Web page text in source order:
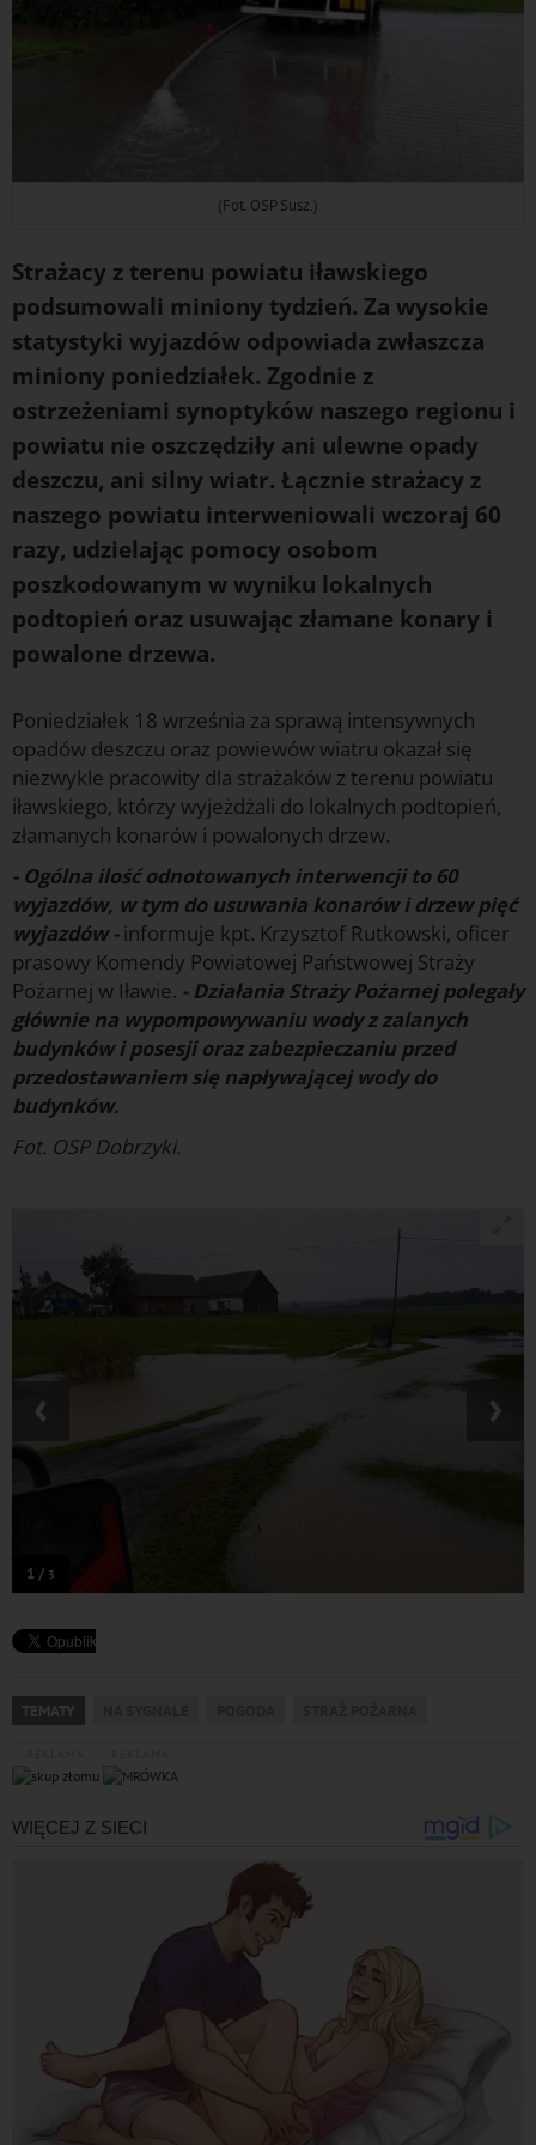
(Fot. OSP Susz.)
Strażacy z terenu powiatu iławskiego
podsumowali miniony tydzień. Za wysokie
statystyki wyjazdów odpowiada zwłaszcza
miniony poniedziałek. Zgodnie z
ostrzeżeniami synoptyków naszego regionu i
powiatu nie oszczędziły ani ulewne opady
deszczu, ani silny wiatr. Łącznie strażacy z
naszego powiatu interweniowali wczoraj 60
razy, udzielając pomocy osobom
poszkodowanym w wyniku lokalnych
podtopień oraz usuwając złamane konary i
powalone drzewa.
Poniedziałek 18 września za sprawą intensywnych
opadów deszczu oraz powiewów wiatru okazał się
niezwykle pracowity dla strażaków z terenu powiatu
iławskiego, którzy wyjeżdżali do lokalnych podtopień,
złamanych konarów i powalonych drzew.
- Ogólna ilość odnotowanych interwencji to 60
wyjazdów, w tym do usuwania konarów i drzew pięć
wyjazdów - informuje kpt. Krzysztof Rutkowski, oficer
prasowy Komendy Powiatowej Państwowej Straży
Pożarnej w Iławie. - Działania Straży Pożarnej polegały
głównie na wypompowywaniu wody z zalanych
budynków i posesji oraz zabezpieczaniu przed
przedostawaniem się napływającej wody do
budynków.
Fot. OSP Dobrzyki.
1 / 3
‹ ›
TEMATY